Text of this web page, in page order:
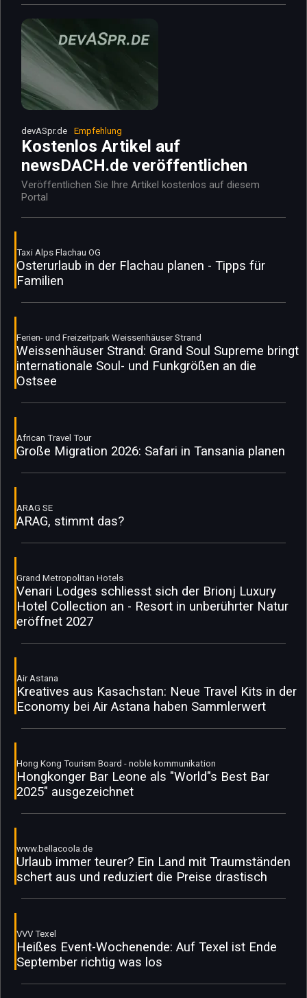
devASpr.de Empfehlung
Kostenlos Artikel auf
newsDACH.de veröffentlichen
Veröffentlichen Sie Ihre Artikel kostenlos auf diesem
Portal
Taxi Alps Flachau OG
Osterurlaub in der Flachau planen - Tipps für
Familien
Ferien- und Freizeitpark Weissenhäuser Strand
Weissenhäuser Strand: Grand Soul Supreme bringt
internationale Soul- und Funkgrößen an die
Ostsee
African Travel Tour
Große Migration 2026: Safari in Tansania planen
ARAG SE
ARAG, stimmt das?
Grand Metropolitan Hotels
Venari Lodges schliesst sich der Brionj Luxury
Hotel Collection an - Resort in unberührter Natur
eröffnet 2027
Air Astana
Kreatives aus Kasachstan: Neue Travel Kits in der
Economy bei Air Astana haben Sammlerwert
Hong Kong Tourism Board - noble kommunikation
Hongkonger Bar Leone als "World"s Best Bar
2025" ausgezeichnet
www.bellacoola.de
Urlaub immer teurer? Ein Land mit Traumständen
schert aus und reduziert die Preise drastisch
VVV Texel
Heißes Event-Wochenende: Auf Texel ist Ende
September richtig was los